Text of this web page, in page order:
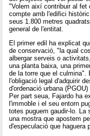
"Volem així contribuir al fet
compte amb l'edifici
seus 1.800 metres
general de l'entitat.
El primer edil ha explicat
de conservació, "la qual
albergar serveis o
una planta baixa, una
de la torre que el
l'obligació legal d'adquirir
d'ordenació urbana
Per part seua, Fajardo ha
l'immoble i el seu entorn
totes puguem gaudir-lo. La
una mostra que apostem
d'especulació que haguera